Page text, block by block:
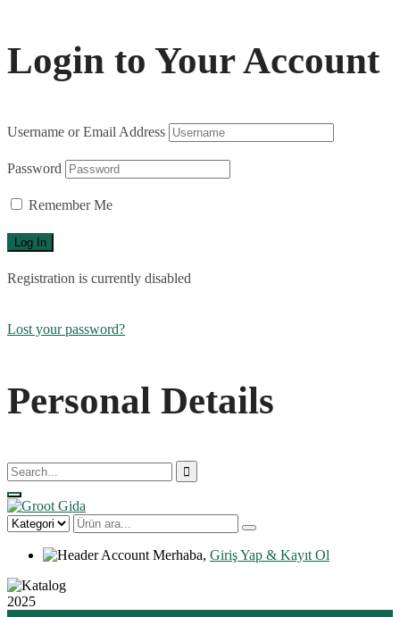
Login to Your Account
Username or Email Address
Password
Remember Me
Registration is currently disabled
Lost your password?
Personal Details
Merhaba, Giriş Yap & Kayıt Ol
2025